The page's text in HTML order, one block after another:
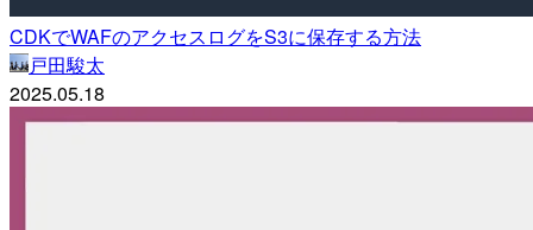
CDKでWAFのアクセスログをS3に保存する方法
戸田駿太
2025.05.18